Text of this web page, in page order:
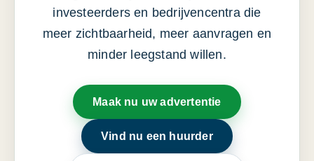
investeerders en bedrijvencentra die
meer zichtbaarheid, meer aanvragen en
minder leegstand willen.
Maak nu uw advertentie
Vind nu een huurder